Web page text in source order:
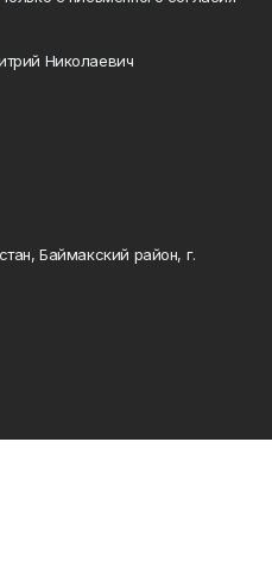
Николаевич
Баймакский район, г.